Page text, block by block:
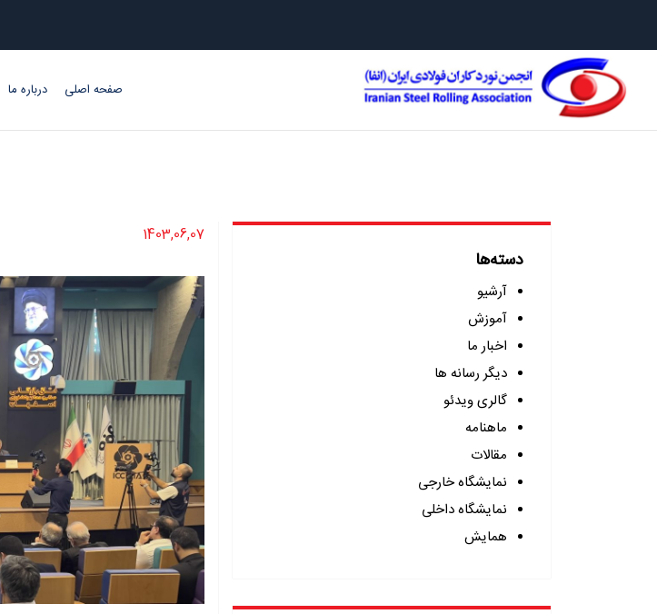
صفحه اصلی درباره ما
1403,06,07
دسته‌ها
آرشیو
آموزش
اخبار ما
دیگر رسانه ها
گالری ویدئو
ماهنامه
مقالات
نمایشگاه خارجی
نمایشگاه داخلی
همایش